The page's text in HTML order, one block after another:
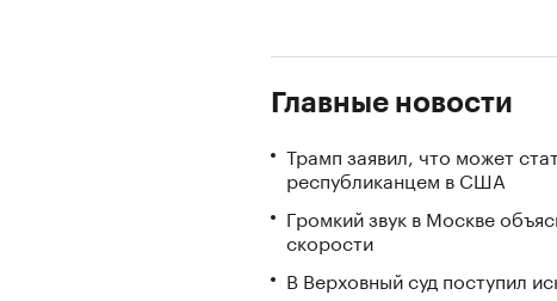
Главные новости
Трамп заявил, что может
республиканцем в США
Громкий звук в Москве
скорости
В Верховный суд поступил